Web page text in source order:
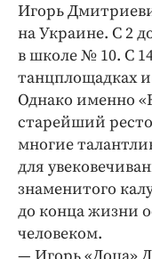
Игорь
на Украине. С 2
в школе № 10. С
танцплощадках
Однако именно
старейший
многие
для
знаменитого
до конца жизни
человеком.